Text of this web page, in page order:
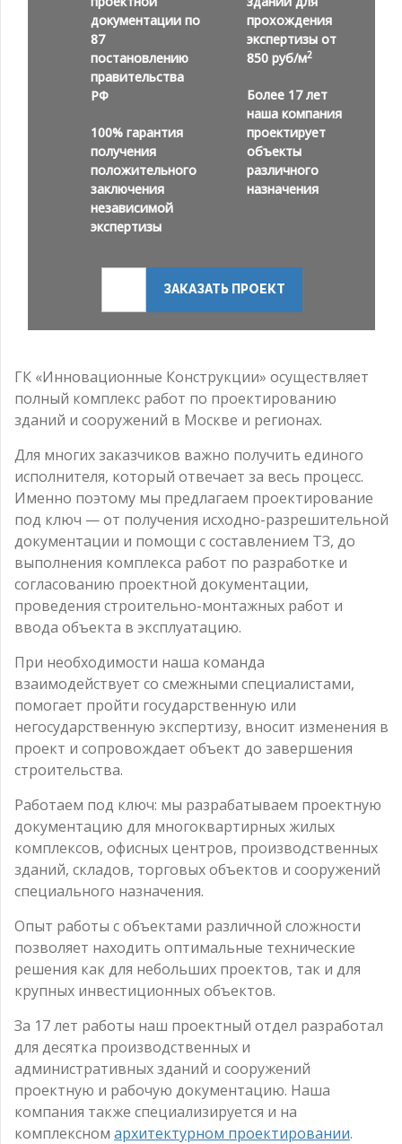
документации по
87
постановлению
правительства
РФ
100% гарантия
получения
положительного
заключения
независимой
экспертизы
прохождения
экспертизы от
850 руб/м2
Более 17 лет
наша компания
проектирует
объекты
различного
назначения
ЗАКАЗАТЬ ПРОЕКТ
ГК «Инновационные Конструкции» осуществляет
полный комплекс работ по проектированию
зданий и сооружений в Москве и регионах.
Для многих заказчиков важно получить единого
исполнителя, который отвечает за весь процесс.
Именно поэтому мы предлагаем проектирование
под ключ — от получения исходно-разрешительной
документации и помощи с составлением ТЗ, до
выполнения комплекса работ по разработке и
согласованию проектной документации,
проведения строительно-монтажных работ и
ввода объекта в эксплуатацию.
При необходимости наша команда
взаимодействует со смежными специалистами,
помогает пройти государственную или
негосударственную экспертизу, вносит изменения в
проект и сопровождает объект до завершения
строительства.
Работаем под ключ: мы разрабатываем проектную
документацию для многоквартирных жилых
комплексов, офисных центров, производственных
зданий, складов, торговых объектов и сооружений
специального назначения.
Опыт работы с объектами различной сложности
позволяет находить оптимальные технические
решения как для небольших проектов, так и для
крупных инвестиционных объектов.
За 17 лет работы наш проектный отдел разработал
для десятка производственных и
административных зданий и сооружений
проектную и рабочую документацию. Наша
компания также специализируется и на
комплексном архитектурном проектировании.